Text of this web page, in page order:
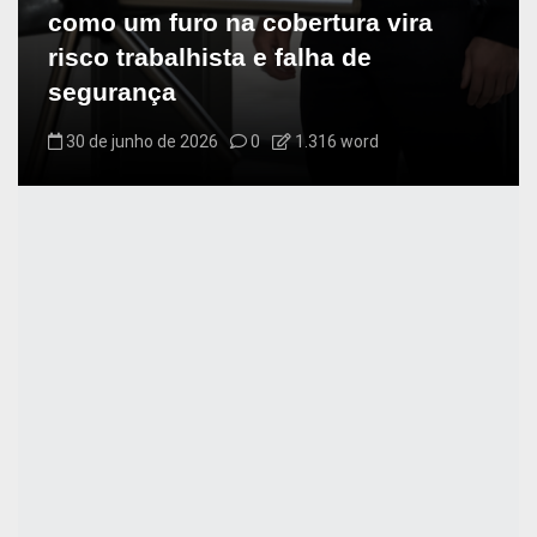
como um furo na cobertura vira
risco trabalhista e falha de
segurança
30 de junho de 2026 0 1.316 word